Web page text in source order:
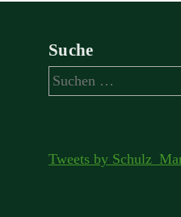
Suche
Suchen
nach:
Tweets by